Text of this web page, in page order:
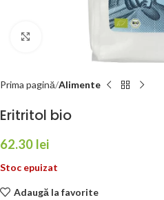
Faceți click pentru a mări
Prima pagină Alimente
Eritritol bio
62.30 lei
Stoc epuizat
Adaugă la favorite